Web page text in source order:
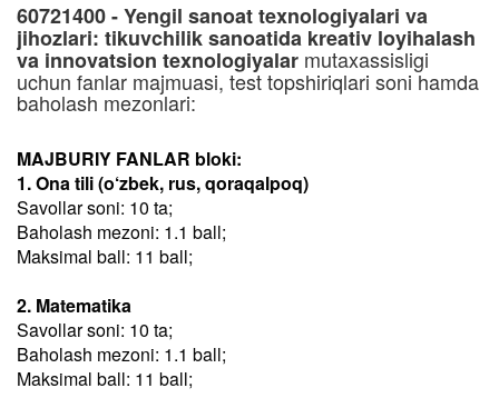
60721400 - Yengil sanoat texnologiyalari va
jihozlari: tikuvchilik sanoatida kreativ loyihalash
va innovatsion texnologiyalar mutaxassisligi
uchun fanlar majmuasi, test topshiriqlari soni hamda
baholash mezonlari:
MAJBURIY FANLAR bloki:
1. Ona tili (o‘zbek, rus, qoraqalpoq)
Savollar soni: 10 ta;
Baholash mezoni: 1.1 ball;
Maksimal ball: 11 ball;
2. Matematika
Savollar soni: 10 ta;
Baholash mezoni: 1.1 ball;
Maksimal ball: 11 ball;